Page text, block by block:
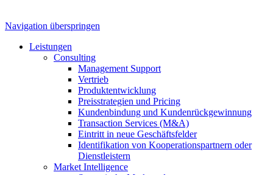
Navigation überspringen
Leistungen
Consulting
Management Support
Vertrieb
Produktentwicklung
Preisstrategien und Pricing
Kundenbindung und Kundenrückgewinnung
Transaction Services (M&A)
Eintritt in neue Geschäftsfelder
Identifikation von Kooperationspartnern oder
Dienstleistern
Market Intelligence